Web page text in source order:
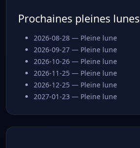
Prochaines pleines lunes
2026-08-28 — Pleine lune
2026-09-27 — Pleine lune
2026-10-26 — Pleine lune
2026-11-25 — Pleine lune
2026-12-25 — Pleine lune
2027-01-23 — Pleine lune